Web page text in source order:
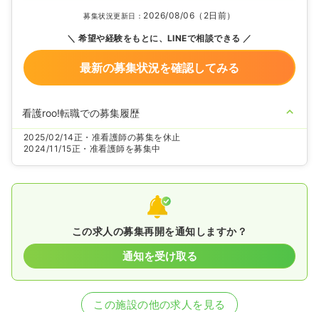
募集状況更新日： 2026/08/06（2日前）
希望や経験をもとに、LINEで相談できる
最新の募集状況を確認してみる
看護roo!転職での募集履歴
2025/02/14正・准看護師の募集を休止
2024/11/15正・准看護師を募集中
この求人の募集再開を通知しますか？
通知を受け取る
この施設の他の求人を見る